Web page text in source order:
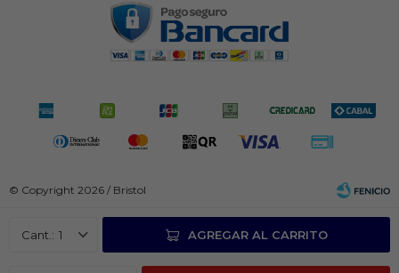
1 AGREGAR AL CARRITO
© Copyright 2026 / Bristol